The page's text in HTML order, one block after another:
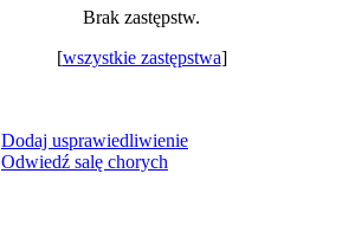
Brak zastępstw.
[wszystkie zastępstwa]
Dodaj usprawiedliwienie
Odwiedź salę chorych